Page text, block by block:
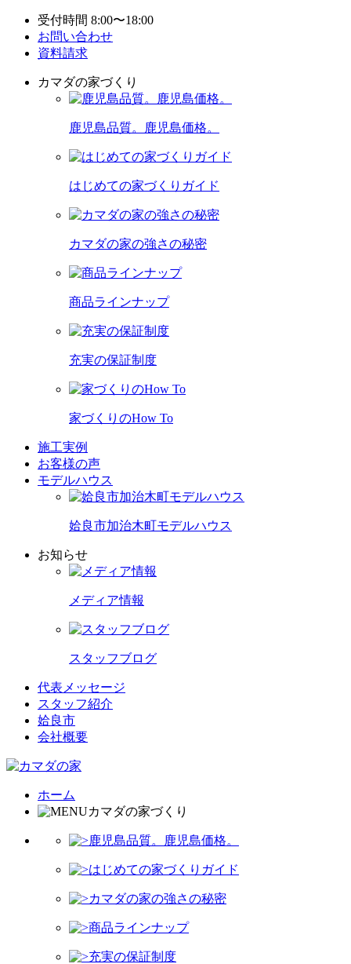
受付時間 8:00〜18:00
お問い合わせ
資料請求
カマダの家づくり
鹿児島品質。鹿児島価格。
はじめての家づくりガイド
カマダの家の強さの秘密
商品ラインナップ
充実の保証制度
家づくりのHow To
施工実例
お客様の声
モデルハウス
姶良市加治木町モデルハウス
お知らせ
メディア情報
スタッフブログ
代表メッセージ
スタッフ紹介
姶良市
会社概要
ホーム
カマダの家づくり
鹿児島品質。鹿児島価格。
はじめての家づくりガイド
カマダの家の強さの秘密
商品ラインナップ
充実の保証制度